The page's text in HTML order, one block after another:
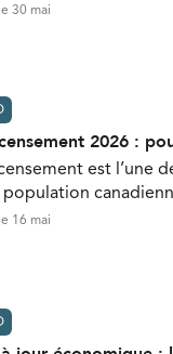
30 mai
2026 :
est l’une
population
16 mai